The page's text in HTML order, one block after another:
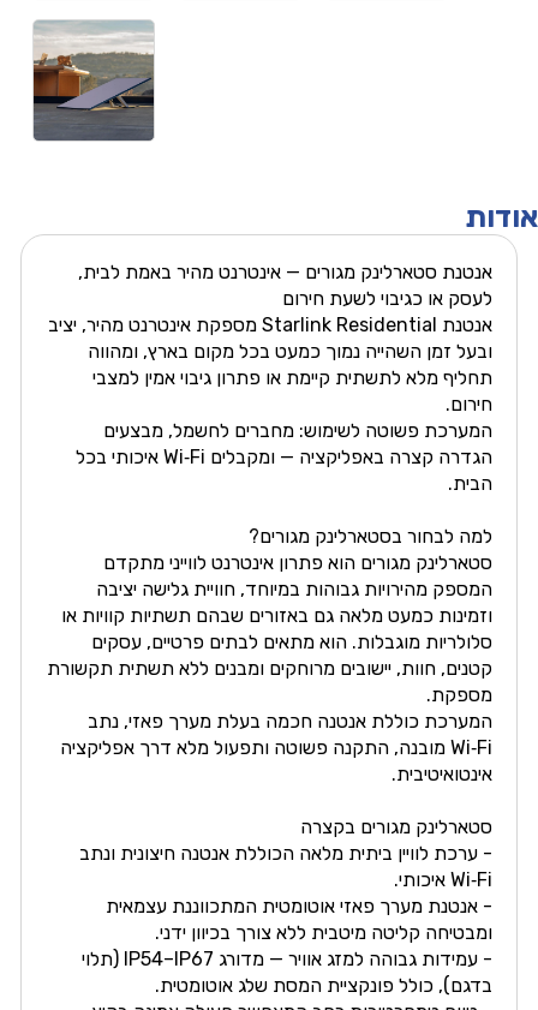
אודות
אנטנת סטארלינק מגורים — אינטרנט מהיר באמת לבית,
לעסק או כגיבוי לשעת חירום
אנטנת Starlink Residential מספקת אינטרנט מהיר, יציב
ובעל זמן השהייה נמוך כמעט בכל מקום בארץ, ומהווה
תחליף מלא לתשתית קיימת או פתרון גיבוי אמין למצבי
חירום.
המערכת פשוטה לשימוש: מחברים לחשמל, מבצעים
הגדרה קצרה באפליקציה — ומקבלים Wi‑Fi איכותי בכל
הבית.
למה לבחור בסטארלינק מגורים?
סטארלינק מגורים הוא פתרון אינטרנט לווייני מתקדם
המספק מהירויות גבוהות במיוחד, חוויית גלישה יציבה
וזמינות כמעט מלאה גם באזורים שבהם תשתיות קוויות או
סלולריות מוגבלות. הוא מתאים לבתים פרטיים, עסקים
קטנים, חוות, יישובים מרוחקים ומבנים ללא תשתית תקשורת
מספקת.
המערכת כוללת אנטנה חכמה בעלת מערך פאזי, נתב
Wi‑Fi מובנה, התקנה פשוטה ותפעול מלא דרך אפליקציה
אינטואיטיבית.
סטארלינק מגורים בקצרה
- ערכת לוויין ביתית מלאה הכוללת אנטנה חיצונית ונתב
Wi‑Fi איכותי.
- אנטנת מערך פאזי אוטומטית המתכווננת עצמאית
ומבטיחה קליטה מיטבית ללא צורך בכיוון ידני.
- עמידות גבוהה למזג אוויר — מדורג IP54–IP67 (תלוי
בדגם), כולל פונקציית המסת שלג אוטומטית.